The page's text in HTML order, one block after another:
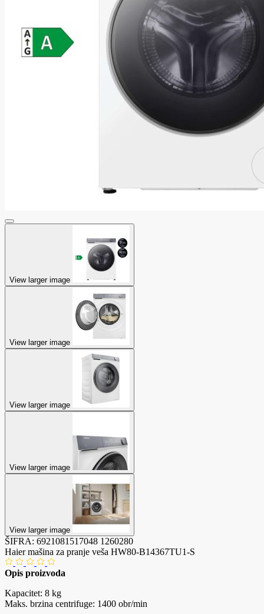
View larger image
View larger image
View larger image
View larger image
View larger image
ŠIFRA: 6921081517048 1260280
Haier mašina za pranje veša HW80-B14367TU1-S
Opis proizvoda
Kapacitet: 8 kg
Maks. brzina centrifuge: 1400 obr/min